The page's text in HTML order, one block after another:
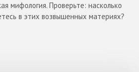
мифология. Проверьте: насколько
в этих возвышенных материях?